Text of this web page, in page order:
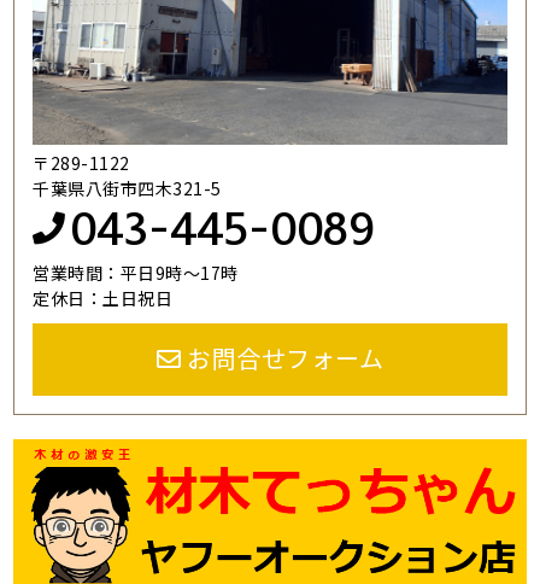
〒289-1122
千葉県八街市四木321-5
043-445-0089
営業時間：平日9時～17時
定休日：土日祝日
お問合せフォーム